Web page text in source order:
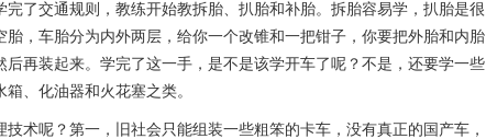
了交通规则，教练开始教拆胎、扒胎和补胎。拆胎容易学，扒胎是很
，车胎分为内外两层，给你一个改锥和一把钳子，你要把外胎和内胎
再装起来。学完了这一手，是不是该学开车了呢？不是，还要学一些
、化油器和火花塞之类。
术呢？第一，旧社会只能组装一些粗笨的卡车，没有真正的国产车，